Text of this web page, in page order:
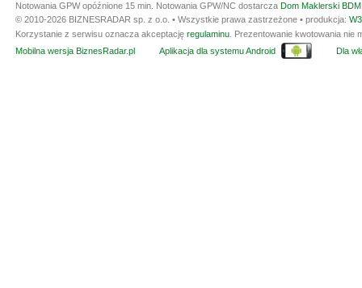
Notowania GPW opóźnione 15 min. Notowania GPW/NC dostarcza Dom Maklerski
© 2010-2026 BIZNESRADAR sp. z o.o. • Wszystkie prawa zastrzeżone • produkcja:
Korzystanie z serwisu oznacza akceptację regulaminu . Prezentowanie kwotowania
Mobilna wersja BiznesRadar.pl
Aplikacja dla systemu Android Dla